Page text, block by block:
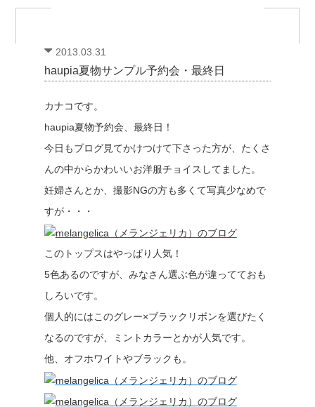
2013.03.31
haupia夏物サンプル予約会・最終日
カナコです。
haupia夏物予約会、最終日！
今日もブログ見てかけつけて下さった方が、たくさ
んの中からかわいいお洋服チョイスしてました。
妊婦さんとか、撮影NGの方も多くて写真少なめで
すが・・・
このトップスはやっぱり人気！
5色あるのですが、みなさん選ぶ色が違ってておも
しろいです。
個人的にはこのグレー×ブラックリボンを選びたく
なるのですが、ミントカラーとかが人気です。
他、オフホワイトやブラックも。